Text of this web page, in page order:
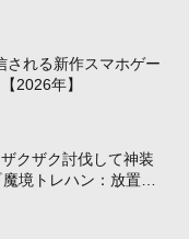
される新作スマホゲー
2026年】
クザク討伐して神装
境トレハン：放置で
】